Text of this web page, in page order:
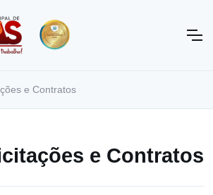
e Contratos
e Contratos